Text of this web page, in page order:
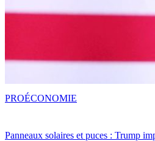
Panneaux solaires et puces : Trump
PROÉCONOMIE